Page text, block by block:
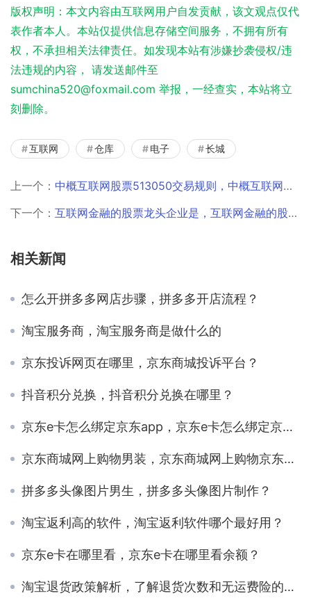
版权声明：本文内容由互联网用户自发贡献，该文观点仅代
表作者本人。本站仅提供信息存储空间服务，不拥有所有
权，不承担相关法律责任。如发现本站有涉嫌抄袭侵权/违
法违规的内容， 请发送邮件至
sumchina520@foxmail.com 举报，一经查实，本站将立
刻删除。
互联网 仓库 电子 长城
上一个： 中概互联网股票513050交易规则，中概互联网股票513050天天基金？
下一个： 互联网金融的股票龙头企业是，互联网金融的股票有哪些股票？
相关新闻
怎么开拼多多网店步骤，拼多多开店流程？
淘宝服务商，淘宝服务商是做什么的
京东投诉网页在哪里，京东商城投诉平台？
抖音积分兑换，抖音积分兑换在哪里？
京东e卡怎么绑定京东app，京东e卡怎么绑定京东？
京东商城网上购物男装，京东商城网上购物京东药店？
拼多多头像图片男生，拼多多头像图片制作？
淘宝返利高的软件，淘宝返利软件哪个最好用？
京东e卡在哪里看，京东e卡在哪里看余额？
淘宝退货政策解析，了解退货次数和无运费险的注意事项！